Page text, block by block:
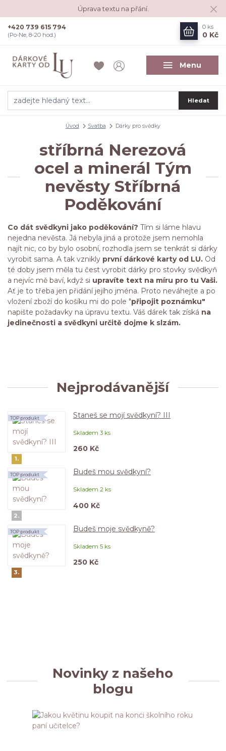
Úprava textu na přání.
Menu
Hledat
+420 739 615 794
(Po-Ne, 8-20 hod.)
0 ks
0 Kč
Úvod Svatba Dárky pro svědky
stříbrná Nerezová
ocel a minerál Tým
nevěsty Stříbrná
Poděkování
Co dát svědkyni jako poděkování? Tím si láme hlavu
nejedna nevěsta. Já nebyla jiná a protože jsem nemohla
najít nic, co by bylo osobní, rozhodla jsem se tenkrát si dárky
vyrobit sama. A tak vznikly první dárkové karty od LU. Od
té doby jsem měla tu čest vyrobit dárky pro stovky svědkyň
a nejvíc mě baví, když si upravíte text na míru pro tu Vaši.
Ať je to třeba jen přidání jejího jména. Proto neváhejte a po
vložení zboží do košíku mi do pole "připojit poznámku"
napište požadavky na úpravu textu. Váš dárek tak získá na
jedinečnosti a svědkyni určitě dojme k slzám.
Nejprodávanější
1.
Staneš se mojí svědkyní? III
Skladem 3 ks
TOP produkt
260 Kč
2.
Budeš mou svědkyní?
Skladem 2 ks
TOP produkt
400 Kč
3.
Budeš moje svědkyně?
Skladem 5 ks
TOP produkt
250 Kč
Novinky z našeho
blogu